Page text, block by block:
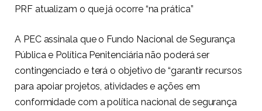
PRF atualizam o que já ocorre “na prática”
A PEC assinala que o Fundo Nacional de Segurança
Pública e Política Penitenciária não poderá ser
contingenciado e terá o objetivo de “garantir recursos
para apoiar projetos, atividades e ações em
conformidade com a política nacional de segurança